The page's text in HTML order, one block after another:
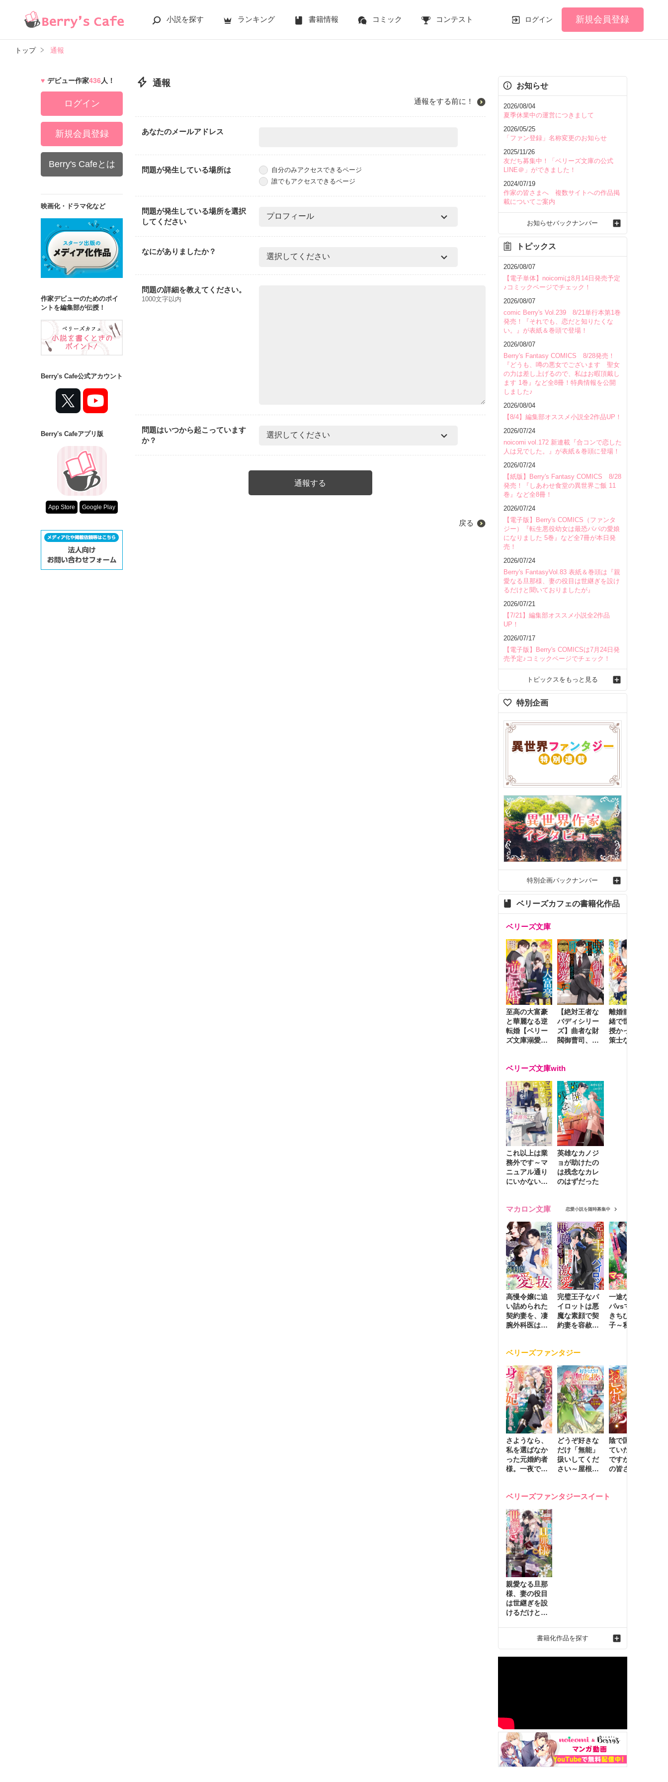
小説を探す ランキング 書籍情報 コミック コンテスト ログイン 新規会員登録
トップ 通報
通報
通報をする前に！
あなたのメールアドレス
問題が発生している場所は
自分のみアクセスできるページ
誰でもアクセスできるページ
問題が発生している場所を選択
してください
なにがありましたか？
問題の詳細を教えてください。
1000文字以内
問題はいつから起こっています
か？
戻る
デビュー作家436人！
ログイン
新規会員登録
Berry's Cafeとは
映画化・ドラマ化など
作家デビューのためのポイ
ントを編集部が伝授！
Berry's Cafe公式アカウント
Berry's Cafeアプリ版
App Store Google Play
お知らせ
2026/08/04
夏季休業中の運営につきまして
2026/05/25
「ファン登録」名称変更のお知らせ
2025/11/26
友だち募集中！「ベリーズ文庫の公式
LINE＠」ができました！
2024/07/19
作家の皆さまへ 複数サイトへの作品掲
載についてご案内
お知らせバックナンバー
トピックス
2026/08/07
【電子単体】noicomiは8月14日発売予定
♪コミックページでチェック！
2026/08/07
comic Berry's Vol.239 8/21単行本第1巻
発売！『それでも、恋だと知りたくな
い。』が表紙＆巻頭で登場！
2026/08/07
Berry's Fantasy COMICS 8/28発売！
『どうも、噂の悪女でございます 聖女
の力は差し上げるので、私はお暇頂戴し
ます 1巻』など全8冊！特典情報を公開
しました♪
2026/08/04
【8/4】編集部オススメ小説全2作品UP！
2026/07/24
noicomi vol.172 新連載『合コンで恋した
人は兄でした。』が表紙＆巻頭に登場！
2026/07/24
【紙版】Berry's Fantasy COMICS 8/28
発売！『しあわせ食堂の異世界ご飯 11
巻』など全8冊！
2026/07/24
【電子版】Berry's COMICS（ファンタ
ジー）『転生悪役幼女は最恐パパの愛娘
になりました 5巻』など全7冊が本日発
売！
2026/07/24
Berry's FantasyVol.83 表紙＆巻頭は『親
愛なる旦那様、妻の役目は世継ぎを設け
るだけと聞いておりましたが』
2026/07/21
【7/21】編集部オススメ小説全2作品
UP！
2026/07/17
【電子版】Berry's COMICSは7月24日発
売予定♪コミックページでチェック！
トピックスをもっと見る
特別企画
特別企画バックナンバー
ベリーズカフェの書籍化作品
ベリーズ文庫
至高の大富豪
と華麗なる逆
転婚【ベリー
ズ文庫溺愛ア
【絶対王者な
バディシリー
ズ】曲者な財
閥御曹司、笑
激烈愛で貫く
離婚前夜に内
緒で世継ぎを
授かったら～
策士な御曹司
ベリーズ文庫with
これ以上は業
務外です～マ
ニュアル通り
にいかない彼
英雄なカノジ
ョが助けたの
は残念なカレ
のはずだった
マカロン文庫 恋愛小説を随時募集中
高慢令嬢に追
い詰められた
契約妻を、凄
腕外科医はこ
完璧王子なパ
イロットは悪
魔な素顔で契
約妻を容赦な
一途な社長パ
パvsママ大好
きちびっこ息
子～私を捨て
ベリーズファンタジー
さようなら、
私を選ばなか
った元婚約者
様。一夜で大
ました２
どうぞ好きな
だけ「無能」
扱いしてくだ
さい～屋根裏
動かす万能令
陰で国を支え
ていたのは私
ですが、王家
の皆さんお忘
れ才女の辺境
ベリーズファンタジースイート
親愛なる旦那
様、妻の役目
は世継ぎを設
けるだけと聞
れ才女の幸せ
な結婚～2
書籍化作品を探す